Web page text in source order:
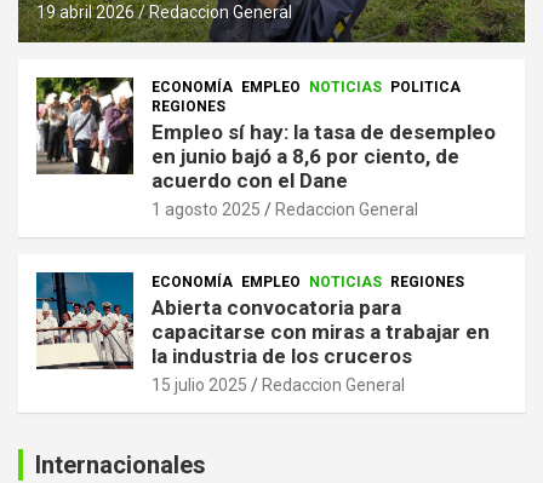
19 abril 2026 Redaccion General
ECONOMÍA EMPLEO NOTICIAS
POLITICA
REGIONES
Empleo sí hay: la tasa de desempleo
en junio bajó a 8,6 por ciento, de
acuerdo con el Dane
1 agosto 2025 Redaccion General
ECONOMÍA EMPLEO NOTICIAS REGIONES
Abierta convocatoria para
capacitarse con miras a trabajar en
la industria de los cruceros
15 julio 2025 Redaccion General
Internacionales